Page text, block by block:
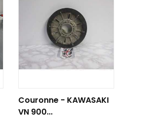
Couronne - KAWASAKI
VN 900...